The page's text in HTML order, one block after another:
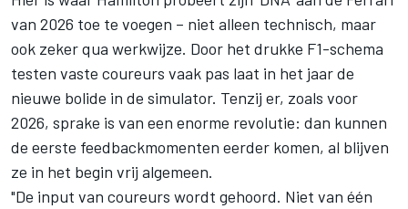
van 2026 toe te voegen – niet alleen technisch, maar
ook zeker qua werkwijze. Door het drukke F1-schema
testen vaste coureurs vaak pas laat in het jaar de
nieuwe bolide in de simulator. Tenzij er, zoals voor
2026, sprake is van een enorme revolutie: dan kunnen
de eerste feedbackmomenten eerder komen, al blijven
ze in het begin vrij algemeen.
"De input van coureurs wordt gehoord. Niet van één